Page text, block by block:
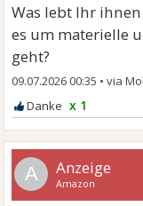
Was lebt Ihr
es um materielle
geht?
09.07.2026 00:35 •
x 1
A